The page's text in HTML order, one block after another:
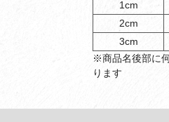
1cm
2cm
3cm
※商品名後部に
ります